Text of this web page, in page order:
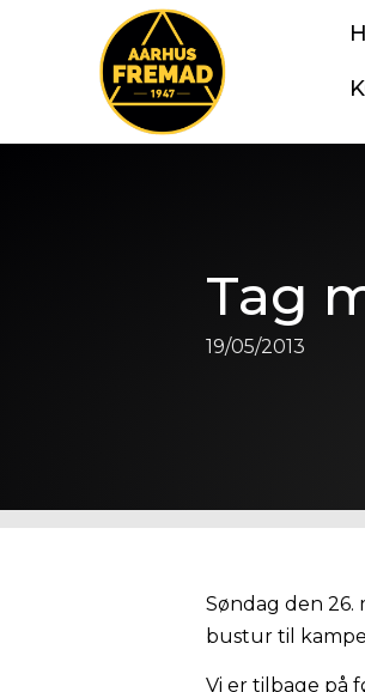
Tag
19/05/2013
Søndag den 26.
bustur til
Vi er tilbage på